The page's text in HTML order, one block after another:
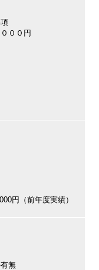
００円
円（前年度実績）
無